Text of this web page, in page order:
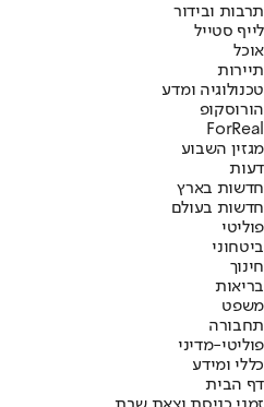
תרבות ובידור
לייף סטייל
אוכל
תיירות
טכנולוגיה ומדע
הורוסקופ
ForReal
מגזין השבוע
דעות
חדשות בארץ
חדשות בעולם
פוליטי
ביטחוני
חינוך
בריאות
משפט
תחבורה
פוליטי-מדיני
כללי ומידע
דף הבית